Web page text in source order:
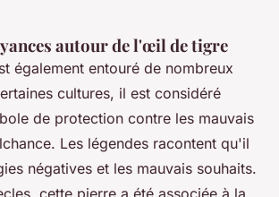
autour de l'œil de tigre
également entouré de nombreux
cultures, il est considéré
de protection contre les mauvais
Les légendes racontent qu'il
négatives et les mauvais souhaits.